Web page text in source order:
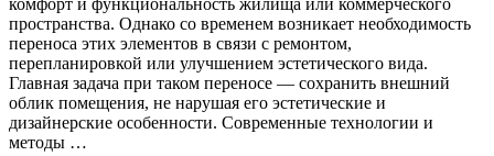
комфорт и функциональность жилища или коммерческого
пространства. Однако со временем возникает необходимость
переноса этих элементов в связи с ремонтом,
перепланировкой или улучшением эстетического вида.
Главная задача при таком переносе — сохранить внешний
облик помещения, не нарушая его эстетические и
дизайнерские особенности. Современные технологии и
методы …